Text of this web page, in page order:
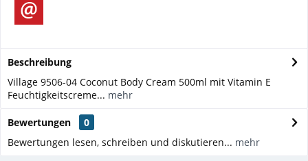
Beschreibung
Village 9506-04 Coconut Body Cream 500ml mit Vitamin E
Feuchtigkeitscreme... mehr
Bewertungen
0
Bewertungen lesen, schreiben und diskutieren... mehr